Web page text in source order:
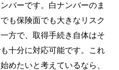
バーです。白ナンバーのま
も保険面でも大きなリスク
方で、取得手続き自体はそ
十分に対応可能です。これ
めたいと考えているなら、